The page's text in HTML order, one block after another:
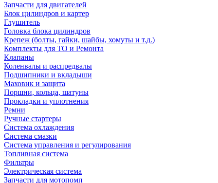
Запчасти для двигателей
Блок цилиндров и картер
Глушитель
Головка блока цилиндров
Крепеж (болты, гайки, шайбы, хомуты и т.д.)
Комплекты для ТО и Ремонта
Клапаны
Коленвалы и распредвалы
Подшипники и вкладыши
Маховик и защита
Поршни, кольца, шатуны
Прокладки и уплотнения
Ремни
Ручные стартеры
Система охлаждения
Система смазки
Система управления и регулирования
Топливная система
Фильтры
Электрическая система
Запчасти для мотопомп